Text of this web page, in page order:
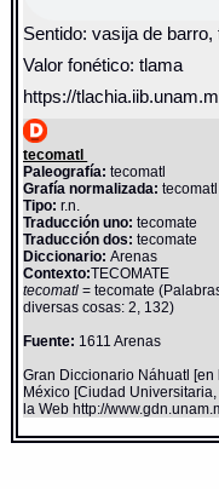
Sentido: vasija de barro,
Valor fonético: tlama
https://
tecomatl
Paleografía: tecomatl
Grafía normalizada: tecomatl
Tipo: r.n.
Traducción uno: tecomate
Traducción dos: tecomate
Diccionario:Arenas
Contexto:TECOMATE
tecomatl= tecomate
diversas cosas: 2, 132)
Fuente: 1611 Arenas
Gran Diccionario Náhuatl
México [Ciudad
la Web http://